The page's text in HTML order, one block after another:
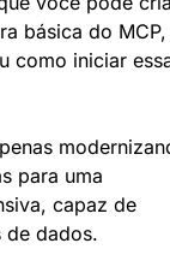
básica do
como iniciar
para uma
capaz de
de dados.